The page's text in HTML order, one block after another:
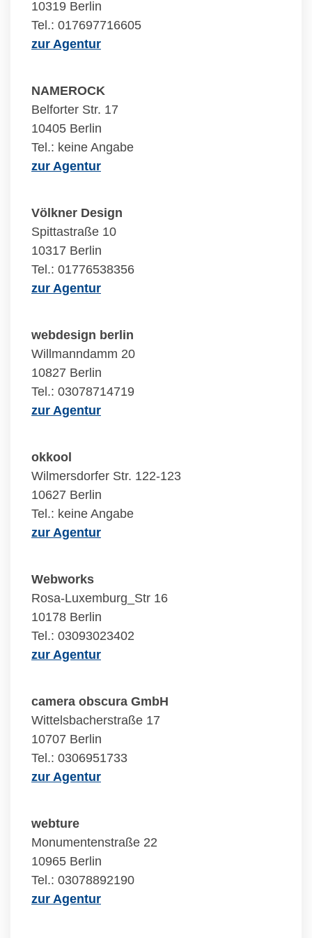
10319 Berlin
Tel.: 017697716605
zur Agentur
NAMEROCK
Belforter Str. 17
10405 Berlin
Tel.: keine Angabe
zur Agentur
Völkner Design
Spittastraße 10
10317 Berlin
Tel.: 01776538356
zur Agentur
webdesign berlin
Willmanndamm 20
10827 Berlin
Tel.: 03078714719
zur Agentur
okkool
Wilmersdorfer Str. 122-123
10627 Berlin
Tel.: keine Angabe
zur Agentur
Webworks
Rosa-Luxemburg_Str 16
10178 Berlin
Tel.: 03093023402
zur Agentur
camera obscura GmbH
Wittelsbacherstraße 17
10707 Berlin
Tel.: 0306951733
zur Agentur
webture
Monumentenstraße 22
10965 Berlin
Tel.: 03078892190
zur Agentur